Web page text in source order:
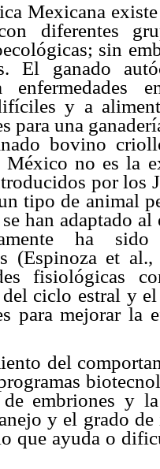
Mexicana
diferentes
sin
El ganado
enfermedades
y a
para una
bovino
México no es la
por los
tipo de animal
han adaptado
ha
(Espinoza et
fisiológicas
ciclo estral y
para mejorar
del
de embriones y
y el grado
que ayuda o